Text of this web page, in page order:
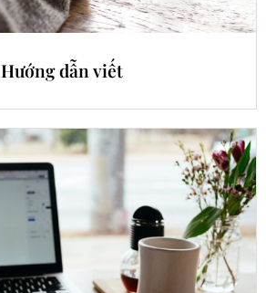
Hướng dẫn viết